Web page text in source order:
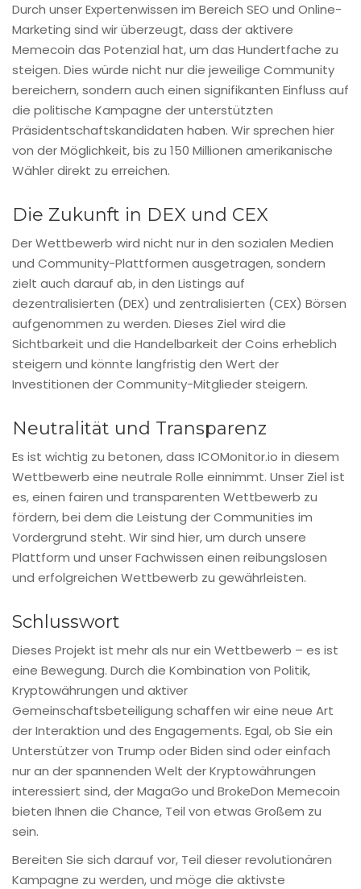
Durch unser Expertenwissen im Bereich SEO und Online-
Marketing sind wir überzeugt, dass der aktivere
Memecoin das Potenzial hat, um das Hundertfache zu
steigen. Dies würde nicht nur die jeweilige Community
bereichern, sondern auch einen signifikanten Einfluss auf
die politische Kampagne der unterstützten
Präsidentschaftskandidaten haben. Wir sprechen hier
von der Möglichkeit, bis zu 150 Millionen amerikanische
Wähler direkt zu erreichen.
Die Zukunft in DEX und CEX
Der Wettbewerb wird nicht nur in den sozialen Medien
und Community-Plattformen ausgetragen, sondern
zielt auch darauf ab, in den Listings auf
dezentralisierten (DEX) und zentralisierten (CEX) Börsen
aufgenommen zu werden. Dieses Ziel wird die
Sichtbarkeit und die Handelbarkeit der Coins erheblich
steigern und könnte langfristig den Wert der
Investitionen der Community-Mitglieder steigern.
Neutralität und Transparenz
Es ist wichtig zu betonen, dass ICOMonitor.io in diesem
Wettbewerb eine neutrale Rolle einnimmt. Unser Ziel ist
es, einen fairen und transparenten Wettbewerb zu
fördern, bei dem die Leistung der Communities im
Vordergrund steht. Wir sind hier, um durch unsere
Plattform und unser Fachwissen einen reibungslosen
und erfolgreichen Wettbewerb zu gewährleisten.
Schlusswort
Dieses Projekt ist mehr als nur ein Wettbewerb – es ist
eine Bewegung. Durch die Kombination von Politik,
Kryptowährungen und aktiver
Gemeinschaftsbeteiligung schaffen wir eine neue Art
der Interaktion und des Engagements. Egal, ob Sie ein
Unterstützer von Trump oder Biden sind oder einfach
nur an der spannenden Welt der Kryptowährungen
interessiert sind, der MagaGo und BrokeDon Memecoin
bieten Ihnen die Chance, Teil von etwas Großem zu
sein.
Bereiten Sie sich darauf vor, Teil dieser revolutionären
Kampagne zu werden, und möge die aktivste